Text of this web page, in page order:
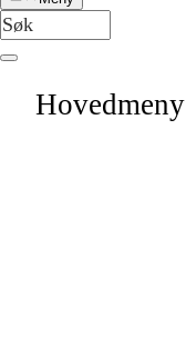
Hovedmeny